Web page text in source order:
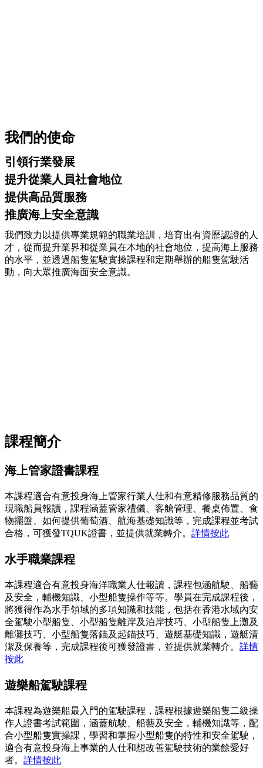
我們的使命
引領行業發展
提升從業人員社會地位
提供高品質服務
推廣海上安全意識
我們致力以提供專業規範的職業培訓，培育出有資歷認證的人
才，從而提升業界和從業員在本地的社會地位，提高海上服務
的水平，並透過船隻駕駛實操課程和定期舉辦的船隻駕駛活
動，向大眾推廣海面安全意識。
課程簡介
海上管家證書課程
本課程適合有意投身海上管家行業人仕和有意精修服務品質的
現職船員報讀，課程涵蓋管家禮儀、客艙管理、餐桌佈置、食
物擺盤、如何提供葡萄酒、航海基礎知識等，完成課程並考試
合格，可獲發TQUK證書，並提供就業轉介。 詳情按此
水手職業課程
本課程適合有意投身海洋職業人仕報讀，課程包涵航駛、船藝
及安全，輔機知識、小型船隻操作等等。學員在完成課程後，
將獲得作為水手領域的多項知識和技能，包括在香港水域內安
全駕駛小型船隻、小型船隻離岸及泊岸技巧、小型船隻上灘及
離灘技巧、小型船隻落錨及起錨技巧、遊艇基礎知識，遊艇清
潔及保養等，完成課程後可獲發證書，並提供就業轉介。 詳情
按此
遊樂船駕駛課程
本課程為遊樂船最入門的駕駛課程，課程根據遊樂船隻二級操
作人證書考試範圍，涵蓋航駛、船藝及安全，輔機知識等，配
合小型船隻實操課，學習和掌握小型船隻的特性和安全駕駛，
適合有意投身海上事業的人仕和想改善駕駛技術的業餘愛好
者。 詳情按此